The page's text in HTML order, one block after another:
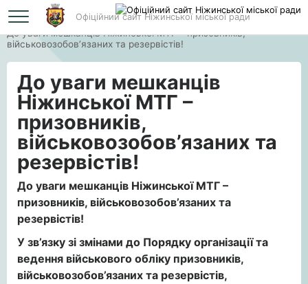
Офіційний сайт Ніжинської міської ради
Головна
До уваги мешканців Ніжинської МТГ – призовників,
військовозобов’язаних та резервістів!
До уваги мешканців
Ніжинської МТГ –
призовників,
військовозобов’язаних та
резервістів!
До уваги мешканців Ніжинської МТГ –
призовників, військовозобов’язаних та
резервістів!
У зв’язку зі змінами до Порядку організації та
ведення військового обліку призовників,
військовозобов’язаних та резервістів,